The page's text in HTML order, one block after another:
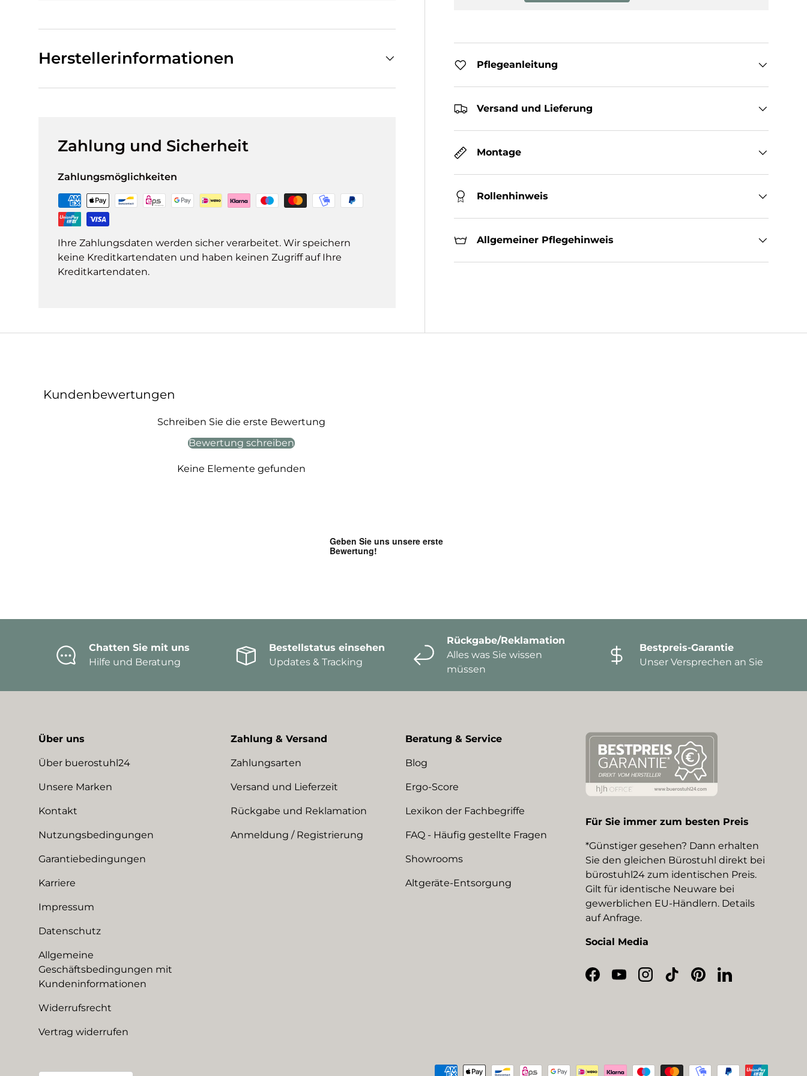
Pflegeanleitung
Versand und Lieferung
Montage
Rollenhinweis
Allgemeiner Pflegehinweis
Herstellerinformationen
Zahlung und Sicherheit
Zahlungsmöglichkeiten
Ihre Zahlungsdaten werden sicher verarbeitet. Wir speichern
keine Kreditkartendaten und haben keinen Zugriff auf Ihre
Kreditkartendaten.
Kundenbewertungen
Schreiben Sie die erste Bewertung
Bewertung schreiben
Keine Elemente gefunden
Chatten Sie mit uns
Hilfe und Beratung
Bestellstatus einsehen
Updates & Tracking
Rückgabe/Reklamation
Alles was Sie wissen
müssen
Bestpreis-Garantie
Unser Versprechen an Sie
Über uns
Über buerostuhl24
Unsere Marken
Kontakt
Nutzungsbedingungen
Garantiebedingungen
Karriere
Impressum
Datenschutz
Allgemeine
Geschäftsbedingungen mit
Kundeninformationen
Widerrufsrecht
Vertrag widerrufen
Zahlung & Versand
Zahlungsarten
Versand und Lieferzeit
Rückgabe und Reklamation
Anmeldung / Registrierung
Beratung & Service
Blog
Ergo-Score
Lexikon der Fachbegriffe
FAQ - Häufig gestellte Fragen
Showrooms
Altgeräte-Entsorgung
Für Sie immer zum besten Preis
*Günstiger gesehen? Dann erhalten
Sie den gleichen Bürostuhl direkt bei
bürostuhl24 zum identischen Preis.
Gilt für identische Neuware bei
gewerblichen EU-Händlern. Details
auf Anfrage.
Social Media
Facebook
YouTubeInstagram
TikTokPinterestLinkedIn
Zahlungsmethoden